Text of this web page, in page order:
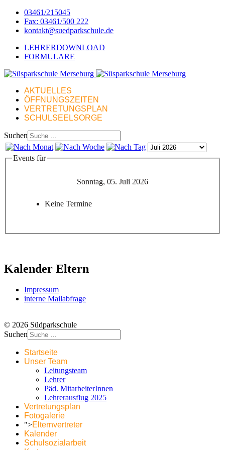
03461/215045
Fax: 03461/500 222
kontakt@suedparkschule.de
LEHRERDOWNLOAD
FORMULARE
AKTUELLES
ÖFFNUNGSZEITEN
VERTRETUNGSPLAN
SCHULSEELSORGE
Suchen
Events für
Sonntag, 05. Juli 2026
Keine Termine
Kalender Eltern
Impressum
interne Mailabfrage
© 2026 Südparkschule
Suchen
Startseite
Unser Team
Leitungsteam
Lehrer
Päd. MitarbeiterInnen
Lehrerausflug 2025
Vertretungsplan
Fotogalerie
">Elternvertreter
Kalender
Schulsozialarbeit